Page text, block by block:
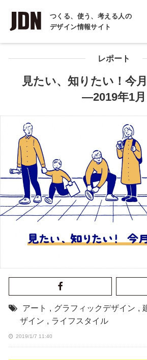
つくる、使う、考える人の
デザイン情報サイト
INTERVIEW
インタビュー
REPORT レポート
見たい、知りたい！今
―2019年1月
アート , グラフィックデザイン ,
ザイン , ライフスタイル
2019/1/7 11:40